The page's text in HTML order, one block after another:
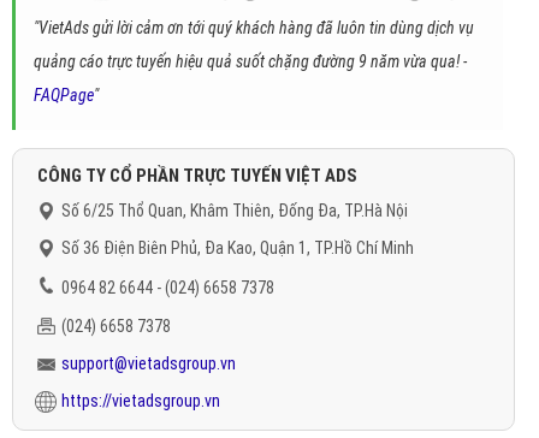
"VietAds gửi lời cảm ơn tới quý khách hàng đã luôn tin dùng dịch vụ
quảng cáo trực tuyến hiệu quả suốt chặng đường 9 năm vừa qua! -
FAQPage"
CÔNG TY CỔ PHẦN TRỰC TUYẾN VIỆT ADS
Số 6/25 Thổ Quan, Khâm Thiên, Đống Đa, TP.Hà Nội
Số 36 Điện Biên Phủ, Đa Kao, Quận 1, TP.Hồ Chí Minh
0964 82 6644 - (024) 6658 7378
(024) 6658 7378
support@vietadsgroup.vn
https://vietadsgroup.vn